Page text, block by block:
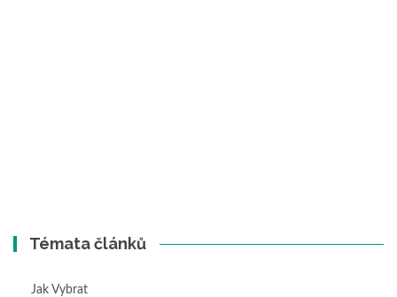
Témata článků
Jak Vybrat